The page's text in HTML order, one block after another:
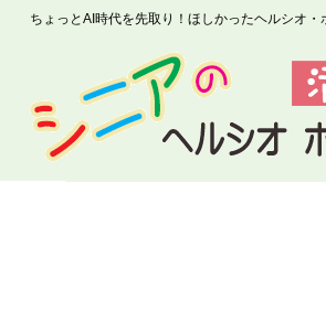
ちょっとAI時代を先取り！ほしかったヘルシオ・